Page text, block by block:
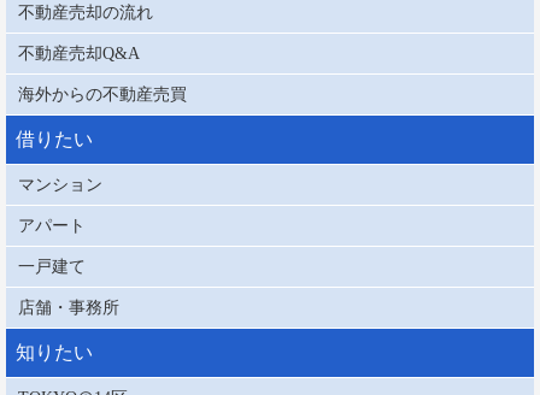
不動産売却の流れ
不動産売却Q&A
海外からの不動産売買
借りたい
マンション
アパート
一戸建て
店舗・事務所
知りたい